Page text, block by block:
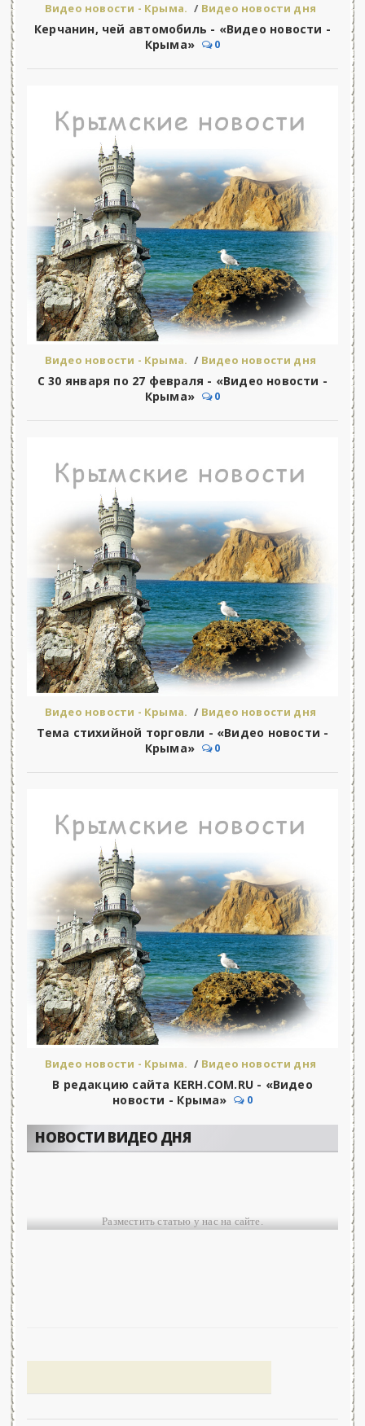
Видео новости - Крыма. / Видео новости дня
Керчанин, чей автомобиль - «Видео новости -
Крыма»
0
Видео новости - Крыма. / Видео новости дня
С 30 января по 27 февраля - «Видео новости -
Крыма»
0
Видео новости - Крыма. / Видео новости дня
Тема стихийной торговли - «Видео новости -
Крыма»
0
Видео новости - Крыма. / Видео новости дня
В редакцию сайта KERH.COM.RU - «Видео
новости - Крыма»
0
НОВОСТИ ВИДЕО ДНЯ
Разместить статью у нас на сайте.